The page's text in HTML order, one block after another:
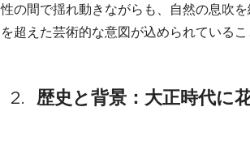
性の間で揺れ動きながらも、自然の息吹
を超えた芸術的な意図が込められている
歴史と背景：大正時代に